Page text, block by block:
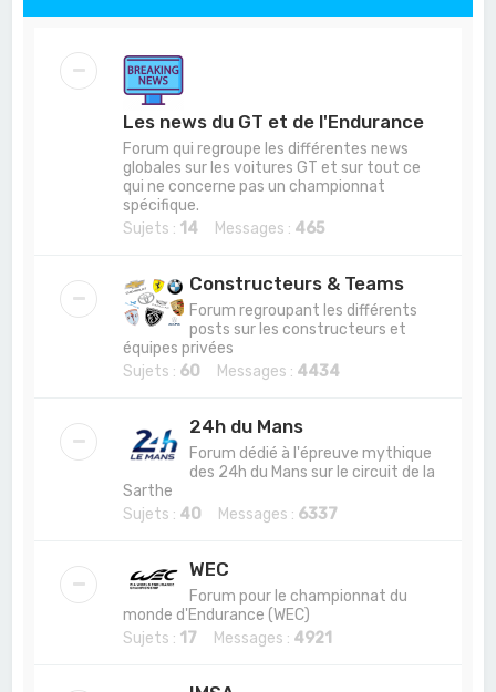
Les news du GT et de l'Endurance
Forum qui regroupe les différentes news
globales sur les voitures GT et sur tout ce
qui ne concerne pas un championnat
spécifique.
Sujets : 14 Messages : 465
Constructeurs & Teams
Forum regroupant les différents
posts sur les constructeurs et
équipes privées
Sujets : 60 Messages : 4434
24h du Mans
Forum dédié à l'épreuve mythique
des 24h du Mans sur le circuit de la
Sarthe
Sujets : 40 Messages : 6337
WEC
Forum pour le championnat du
monde d'Endurance (WEC)
Sujets : 17 Messages : 4921